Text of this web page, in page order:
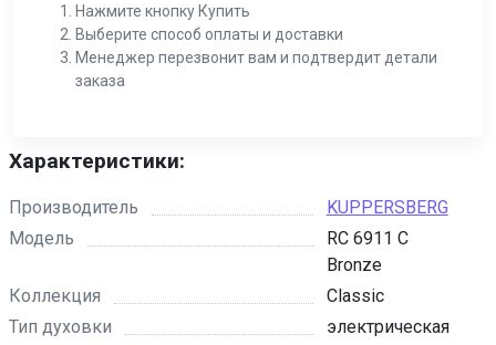
Нажмите кнопку Купить
Выберите способ оплаты и доставки
Менеджер перезвонит вам и подтвердит детали
заказа
Характеристики:
Производитель
KUPPERSBERG
Модель
RC 6911 C
Bronze
Коллекция
Classic
Тип духовки
электрическая